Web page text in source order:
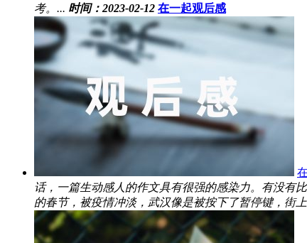
考。... 时间：2023-02-12 在一起观后感
话，一篇生动感人的作文具有很强的感染力。有没有
的春节，被疫情冲淡，武汉像是被按下了暂停键，街